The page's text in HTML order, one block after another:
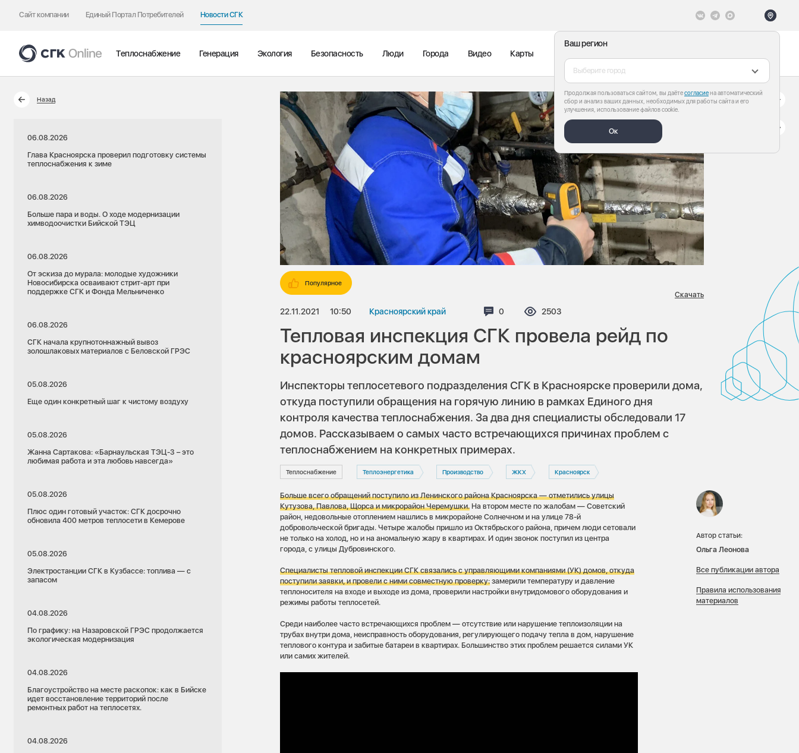
Сайт компании Единый Портал Потребителей Новости СГК
Ваш регион
Выберите город
Продолжая пользоваться сайтом, вы даётесогласиена автоматический
сбор и анализ ваших данных, необходимых для работы сайта и его
улучшения, использование файлов cookie.
Ок
Теплоснабжение Генерация Экология Безопасность Люди Города Видео Карты
Назад
06.08.2026
Глава Красноярска проверил подготовку системы
теплоснабжения к зиме
06.08.2026
Больше пара и воды. О ходе модернизации
химводоочистки Бийской ТЭЦ
06.08.2026
От эскиза до мурала: молодые художники
Новосибирска осваивают стрит-арт при
поддержке СГК и Фонда Мельниченко
06.08.2026
СГК начала крупнотоннажный вывоз
золошлаковых материалов с Беловской ГРЭС
05.08.2026
Еще один конкретный шаг к чистому воздуху
05.08.2026
Жанна Сартакова: «Барнаульская ТЭЦ-3 – это
любимая работа и эта любовь навсегда»
05.08.2026
Плюс один готовый участок: СГК досрочно
обновила 400 метров теплосети в Кемерове
05.08.2026
Электростанции СГК в Кузбассе: топлива — с
запасом
04.08.2026
По графику: на Назаровской ГРЭС продолжается
экологическая модернизация
04.08.2026
Благоустройство на месте раскопок: как в Бийске
идет восстановление территорий после
ремонтных работ на теплосетях.
04.08.2026
Популярное
22.11.2021 10:50 Красноярский край Комментариев:
0 Просмотров:
2503
Скачать
Тепловая инспекция СГК провела рейд по
красноярским домам
Инспекторы теплосетевого подразделения СГК в Красноярске проверили дома,
откуда поступили обращения на горячую линию в рамках Единого дня
контроля качества теплоснабжения. За два дня специалисты обследовали 17
домов. Рассказываем о самых часто встречающихся причинах проблем с
теплоснабжением на конкретных примерах.
Теплоснабжение Теплоэнергетика Производство ЖКХ Красноярск
Больше всего обращений поступило из Ленинского района Красноярска — отметились улицы
Кутузова, Павлова, Щорса и микрорайон Черемушки. На втором месте по жалобам — Советский
район, недовольные отоплением нашлись в микрорайоне Солнечном и на улице 78-й
добровольческой бригады. Четыре жалобы пришло из Октябрьского района, причем люди сетовали
не только на холод, но и на аномальную жару в квартирах. И один звонок поступил из центра
города, с улицы Дубровинского.
Специалисты тепловой инспекции СГК связались с управляющими компаниями (УК) домов, откуда
поступили заявки, и провели с ними совместную проверку: замерили температуру и давление
теплоносителя на входе и выходе из дома, проверили настройки внутридомового оборудования и
режимы работы теплосетей.
Среди наиболее часто встречающихся проблем — отсутствие или нарушение теплоизоляции на
трубах внутри дома, неисправность оборудования, регулирующего подачу тепла в дом, нарушение
теплового контура и забитые батареи в квартирах. Большинство этих проблем решается силами УК
или самих жителей.
Автор статьи:
Ольга Леонова
Все публикации автора
Правила использования
материалов